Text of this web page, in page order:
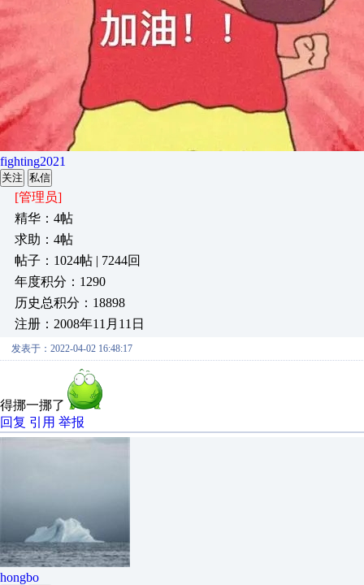
fighting2021
关注 私信
[管理员]
精华：4帖
求助：4帖
帖子：1024帖 | 7244回
年度积分：1290
历史总积分：18898
注册：2008年11月11日
发表于：2022-04-02 16:48:17
得挪一挪了
回复 引用 举报
hongbo